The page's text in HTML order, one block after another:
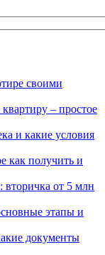
своими
– простое
и какие условия
как получить и
вторичка от 5 млн
этапы и
документы